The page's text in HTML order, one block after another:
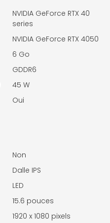
NVIDIA GeForce RTX 40
series
NVIDIA GeForce RTX 4050
6 Go
GDDR6
45 W
Oui
Non
Dalle IPS
LED
15.6 pouces
1920 x 1080 pixels